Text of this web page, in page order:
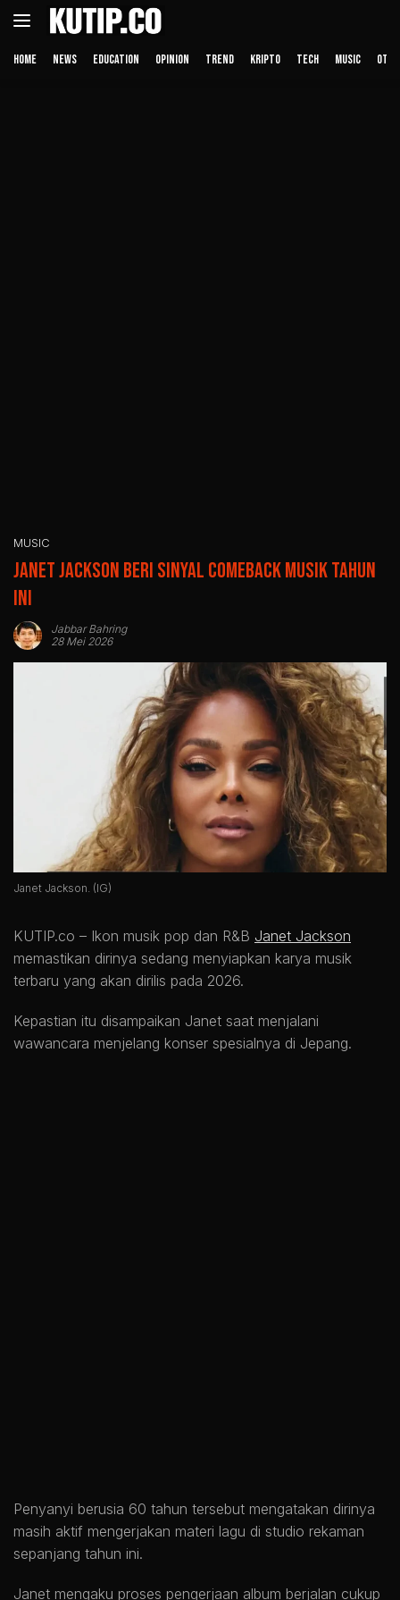
Langsung
HOME NEWS EDUCATION OPINION TREND KRIPTO TECH MUSIC
MUSIC
Janet Jackson Beri Sinyal Comeback Musik Tahun
Ini
Jabbar Bahring
28 Mei 2026
Janet Jackson. (IG)
KUTIP.co – Ikon musik pop dan R&B Janet Jackson
memastikan dirinya sedang menyiapkan karya musik
terbaru yang akan dirilis pada 2026.
Kepastian itu disampaikan Janet saat menjalani
wawancara menjelang konser spesialnya di Jepang.
Penyanyi berusia 60 tahun tersebut mengatakan dirinya
masih aktif mengerjakan materi lagu di studio rekaman
sepanjang tahun ini.
Janet mengaku proses pengerjaan album berjalan cukup